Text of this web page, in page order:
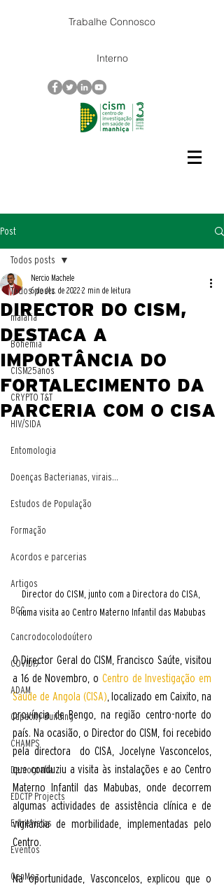
Trabalhe Connosco
Interno
Post
Todos posts
malaria
Bohemia
CISM25anos
CRYPTO T&T
HIV/SIDA
Entomologia
Doenças Bacterianas, virais...
Estudos de População
Formação
Acordos e parcerias
Artigos
BCG
Cancrodocolodoútero
COVID19
ADAM
Capacity Building
CHAMPS
Demografia
EDCTP Projects
Entrevistas
Eventos
GenMoz
Todos posts
DIRECTOR DO CISM,
DESTACA A
IMPORTÂNCIA DO
FORTALECIMENTO DA
PARCERIA COM O CISA
Nercio Machele
6 de dez. de 2022 2 min de leitura
Director do CISM, junto com a Directora do CISA,
numa visita ao Centro Materno Infantil das Mabubas
O Director Geral do CISM, Francisco Saúte, visitou
a 16 de Novembro, o Centro de Investigação em
Saúde de Angola (CISA) , localizado em Caixito, na
província de Bengo, na região centro-norte do
país. Na ocasião, o Director do CISM, foi recebido
pela directora  do CISA, Jocelyne Vasconcelos,
que conduziu a visita às instalações e ao Centro
Materno Infantil das Mabubas, onde decorrem
algumas actividades de assistência clínica e de
vigilância de morbilidade, implementadas pelo
Centro.
Na oportunidade, Vasconcelos, explicou que o